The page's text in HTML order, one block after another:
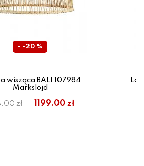
- -20 %
wisząca BALI 107984
Markslojd
zł 1199.00 zł